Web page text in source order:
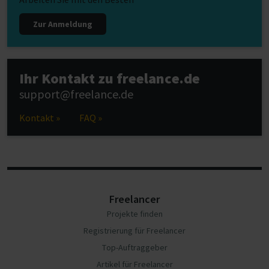
Zur Anmeldung
Ihr Kontakt zu freelance.de
support@freelance.de
Kontakt » FAQ »
Freelancer
Projekte finden
Registrierung für Freelancer
Top-Auftraggeber
Artikel für Freelancer